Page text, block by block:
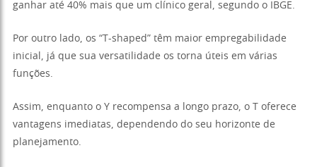
ganhar até 40% mais que um clínico geral, segundo o IBGE.
Por outro lado, os “T-shaped” têm maior empregabilidade
inicial, já que sua versatilidade os torna úteis em várias
funções.
Assim, enquanto o Y recompensa a longo prazo, o T oferece
vantagens imediatas, dependendo do seu horizonte de
planejamento.